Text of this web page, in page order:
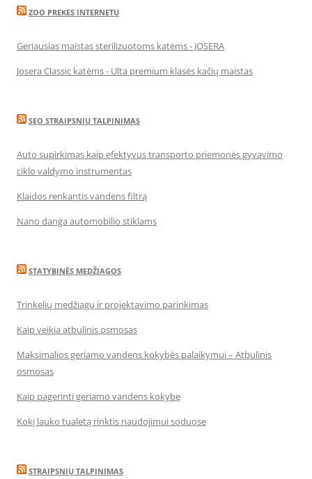
ZOO PREKES INTERNETU
Geriausias maistas sterilizuotoms katėms - JOSERA
Josera Classic katėms - Ulta premium klasės kačių maistas
SEO STRAIPSNIU TALPINIMAS
Auto supirkimas kaip efektyvus transporto priemonės gyvavimo
ciklo valdymo instrumentas
Klaidos renkantis vandens filtrą
Nano danga automobilio stiklams
STATYBINĖS MEDŽIAGOS
Trinkelių medžiagų ir projektavimo parinkimas
Kaip veikia atbulinis osmosas
Maksimalios geriamo vandens kokybės palaikymui – Atbulinis
osmosas
Kaip pagerinti geriamo vandens kokybę
Kokį lauko tualetą rinktis naudojimui soduose
STRAIPSNIŲ TALPINIMAS